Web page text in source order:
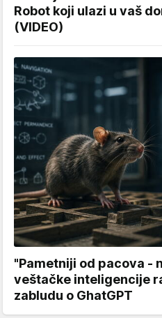
Robot koji ulazi u vaš
(VIDEO)
"Pametniji od pacova -
veštačke inteligencije
zabludu o GhatGPT